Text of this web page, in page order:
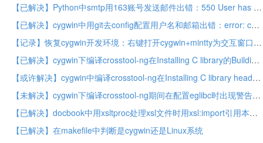
【已解决】Python中smtp用163账号发送邮件出错：550 User has no permission
【已解决】cygwin中用git去config配置用户名和邮箱出错：error: cannot run vi: No such file or directory
【记录】恢复cygwin开发环境：右键打开cygwin+mintty为交互窗口+mintty支持log文件
【已解决】cygwin下编译crosstool-ng在Installing C library的Building C library出错：rpc/types.h:73:18: error: expected ‘=’, ‘,’, ‘;’, ‘asm’ or ‘__attribute__’ before ‘u_char’
【或许解决】cygwin中编译crosstool-ng在Installing C library headers & start files阶段出错：configure: error: support for the tls_model attribute is required
【未解决】cygwin下编译crosstool-ng期间在配置eglibc时出现警告：checking add-on ports for preconfigure fragments… aarch64 alpha am33 arm arm/preconfigure: Did not find ARM architecture type; using default
【已解决】docbook中用xsltproc处理xsl文件时用xsl:import引用本地css，js等文件时，必须加上file:///或file://的前缀才可以
【已解决】在makefile中判断是cygwin还是Linux系统